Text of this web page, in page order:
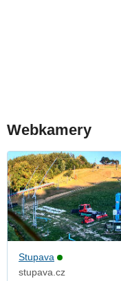
Webkamery
Stupava
stupava.cz